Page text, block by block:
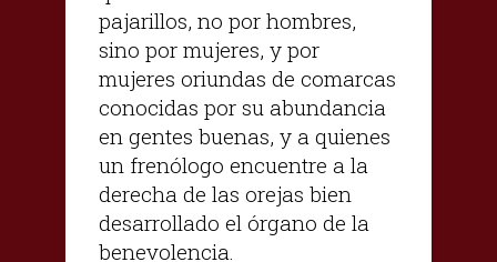
pajarillos, no por hombres,
sino por mujeres, y por
mujeres oriundas de comarcas
conocidas por su abundancia
en gentes buenas, y a quienes
un frenólogo encuentre a la
derecha de las orejas bien
desarrollado el órgano de la
benevolencia.